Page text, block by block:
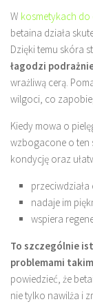
W kosmetykach do
betaina działa
Dzięki temu skóra
łagodzi
wrażliwą cerą.
wilgoci, co
Kiedy mowa o
wzbogacone o ten
kondycję oraz
nadaje im
wspiera
To szczególnie
problemami
powiedzieć, że
nie tylko nawilża i